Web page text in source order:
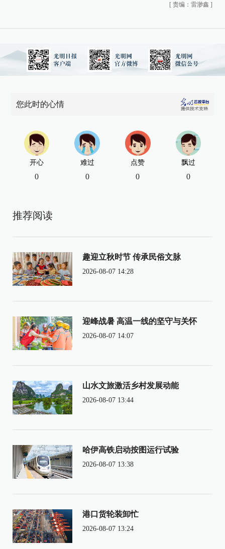
[ 责编：雷渺鑫 ]
您此时的心情
开心
0
难过
0
点赞
0
飘过
0
推荐阅读
趣迎立秋时节 传承民俗文脉
2026-08-07 14:28
迎峰战暑 高温一线的坚守与关怀
2026-08-07 14:07
山水文旅激活乡村发展动能
2026-08-07 13:44
哈伊高铁启动按图运行试验
2026-08-07 13:38
港口货轮装卸忙
2026-08-07 13:24